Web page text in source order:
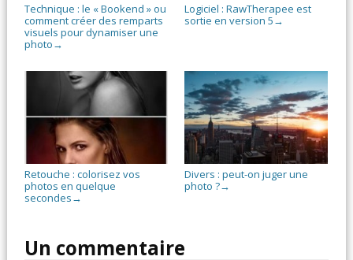
Technique : le « Bookend » ou
comment créer des remparts
visuels pour dynamiser une
photo →
Logiciel : RawTherapee est
sortie en version 5 →
Retouche : colorisez vos
photos en quelque
secondes →
Divers : peut-on juger une
photo ?→
Un commentaire